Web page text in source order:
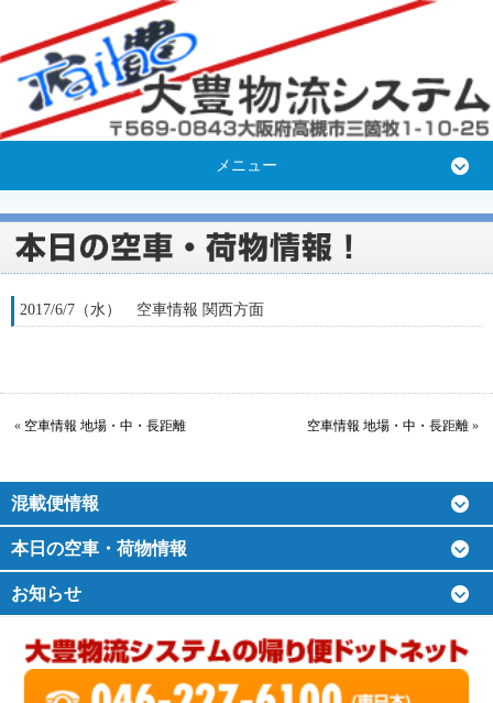
メニュー
2017/6/7（水） 空車情報 関西方面
« 空車情報 地場・中・長距離 空車情報 地場・中・長距離 »
混載便情報
本日の空車・荷物情報
お知らせ